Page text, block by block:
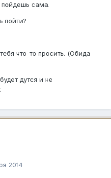
пойдешь сама.
пойти?
что-то просить. (Обида
дутся и не
2014